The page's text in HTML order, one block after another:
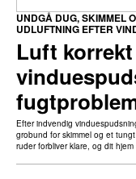
Luft
UNDGÅ DUG, SKIMMEL
UDLUFTNING EFTER
Efter indvendig
grobund for skimmel og et
ruder forbliver klare, og dit hjem